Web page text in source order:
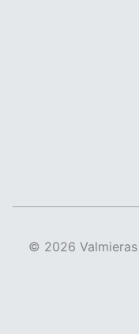
© 2026 Valmieras